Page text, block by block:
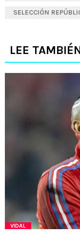
SELECCIÓN
LEE
VIDAL